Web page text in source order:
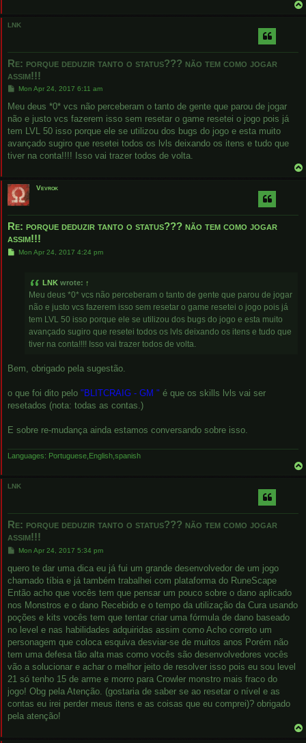
LNK
Re: porque deduzir tanto o status??? não tem como jogar
assim!!!
P
s
Mon Apr 24, 2017 6:11 am
Meu deus *0* vcs não perceberam o tanto de gente que parou de jogar
não e justo vcs fazerem isso sem resetar o game resetei o jogo pois já
tem LVL 50 isso porque ele se utilizou dos bugs do jogo e esta muito
avançado sugiro que resetei todos os lvls deixando os itens e tudo que
tiver na conta!!!! Isso vai trazer todos de volta.
Vevrok
Re: porque deduzir tanto o status??? não tem como jogar
assim!!!
PMon Apr 24, 2017 4:24 pm
LNK wrote: ↑
Meu deus *0* vcs não perceberam o tanto de gente que parou de jogar
não e justo vcs fazerem isso sem resetar o game resetei o jogo pois já
tem LVL 50 isso porque ele se utilizou dos bugs do jogo e esta muito
avançado sugiro que resetei todos os lvls deixando os itens e tudo que
tiver na conta!!!! Isso vai trazer todos de volta.
Bem, obrigado pela sugestão.
o que foi dito pelo "BLITCRAIG - GM " é que os skills lvls vai ser
resetados (nota: todas as contas.)
E sobre re-mudança ainda estamos conversando sobre isso.
Languages: Portuguese,English,spanish
LNK
Re: porque deduzir tanto o status??? não tem como jogar
assim!!!
P
s
Mon Apr 24, 2017 5:34 pm
quero te dar uma dica eu já fui um grande desenvolvedor de um jogo
chamado tíbia e já também trabalhei com plataforma do RuneScape
Então acho que vocês tem que pensar um pouco sobre o dano aplicado
nos Monstros e o dano Recebido e o tempo da utilização da Cura usando
poções e kits vocês tem que tentar criar uma fórmula de dano baseado
no level e nas habilidades adquiridas assim como Acho correto um
personagem que coloca esquiva desviar-se de muitos anos Porém não
tem uma defesa tão alta mas como vocês são desenvolvedores vocês
vão a solucionar e achar o melhor jeito de resolver isso pois eu sou level
21 só tenho 15 de arme e morro para Crowler monstro mais fraco do
jogo! Obg pela Atenção. (gostaria de saber se ao resetar o nível e as
contas eu irei perder meus itens e as coisas que eu comprei)? obrigado
pela atenção!